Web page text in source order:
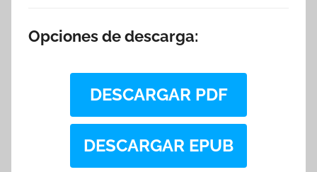
Opciones de descarga:
DESCARGAR PDF
DESCARGAR EPUB